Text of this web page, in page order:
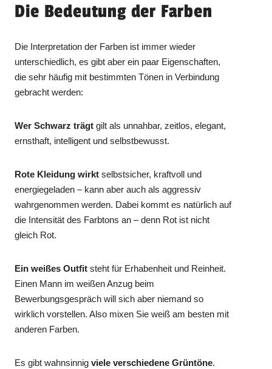
Die Bedeutung der Farben
Die Interpretation der Farben ist immer wieder
unterschiedlich, es gibt aber ein paar Eigenschaften,
die sehr häufig mit bestimmten Tönen in Verbindung
gebracht werden:
Wer Schwarz trägt gilt als unnahbar, zeitlos, elegant,
ernsthaft, intelligent und selbstbewusst.
Rote Kleidung wirkt selbstsicher, kraftvoll und
energiegeladen – kann aber auch als aggressiv
wahrgenommen werden. Dabei kommt es natürlich auf
die Intensität des Farbtons an – denn Rot ist nicht
gleich Rot.
Ein weißes Outfit steht für Erhabenheit und Reinheit.
Einen Mann im weißen Anzug beim
Bewerbungsgespräch will sich aber niemand so
wirklich vorstellen. Also mixen Sie weiß am besten mit
anderen Farben.
Es gibt wahnsinnigviele verschiedene Grüntöne.